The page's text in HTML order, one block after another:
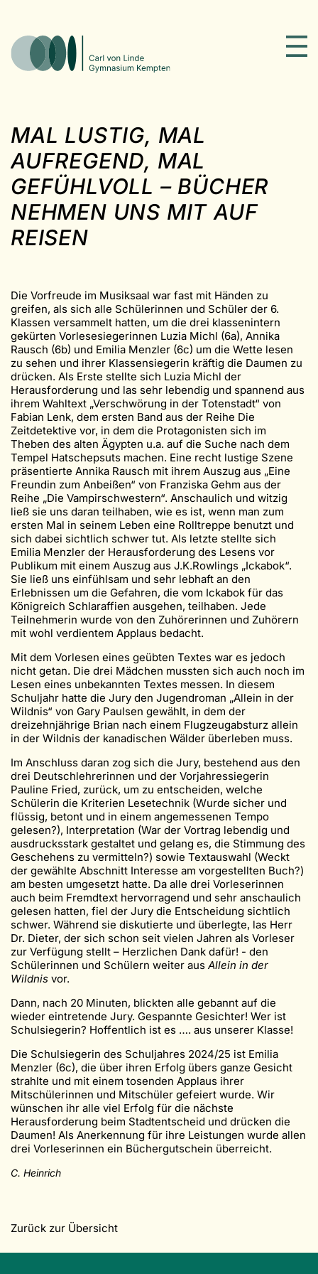
MAL LUSTIG, MAL
AUFREGEND, MAL
GEFÜHLVOLL – BÜCHER
NEHMEN UNS MIT AUF
REISEN
Die Vorfreude im Musiksaal war fast mit Händen zu
greifen, als sich alle Schülerinnen und Schüler der 6.
Klassen versammelt hatten, um die drei klassenintern
gekürten Vorlesesiegerinnen Luzia Michl (6a), Annika
Rausch (6b) und Emilia Menzler (6c) um die Wette lesen
zu sehen und ihrer Klassensiegerin kräftig die Daumen zu
drücken. Als Erste stellte sich Luzia Michl der
Herausforderung und las sehr lebendig und spannend aus
ihrem Wahltext „Verschwörung in der Totenstadt“ von
Fabian Lenk, dem ersten Band aus der Reihe Die
Zeitdetektive vor, in dem die Protagonisten sich im
Theben des alten Ägypten u.a. auf die Suche nach dem
Tempel Hatschepsuts machen. Eine recht lustige Szene
präsentierte Annika Rausch mit ihrem Auszug aus „Eine
Freundin zum Anbeißen“ von Franziska Gehm aus der
Reihe „Die Vampirschwestern“. Anschaulich und witzig
ließ sie uns daran teilhaben, wie es ist, wenn man zum
ersten Mal in seinem Leben eine Rolltreppe benutzt und
sich dabei sichtlich schwer tut. Als letzte stellte sich
Emilia Menzler der Herausforderung des Lesens vor
Publikum mit einem Auszug aus J.K.Rowlings „Ickabok“.
Sie ließ uns einfühlsam und sehr lebhaft an den
Erlebnissen um die Gefahren, die vom Ickabok für das
Königreich Schlaraffien ausgehen, teilhaben. Jede
Teilnehmerin wurde von den Zuhörerinnen und Zuhörern
mit wohl verdientem Applaus bedacht.
Mit dem Vorlesen eines geübten Textes war es jedoch
nicht getan. Die drei Mädchen mussten sich auch noch im
Lesen eines unbekannten Textes messen. In diesem
Schuljahr hatte die Jury den Jugendroman „Allein in der
Wildnis“ von Gary Paulsen gewählt, in dem der
dreizehnjährige Brian nach einem Flugzeugabsturz allein
in der Wildnis der kanadischen Wälder überleben muss.
Im Anschluss daran zog sich die Jury, bestehend aus den
drei Deutschlehrerinnen und der Vorjahressiegerin
Pauline Fried, zurück, um zu entscheiden, welche
Schülerin die Kriterien Lesetechnik (Wurde sicher und
flüssig, betont und in einem angemessenen Tempo
gelesen?), Interpretation (War der Vortrag lebendig und
ausdrucksstark gestaltet und gelang es, die Stimmung des
Geschehens zu vermitteln?) sowie Textauswahl (Weckt
der gewählte Abschnitt Interesse am vorgestellten Buch?)
am besten umgesetzt hatte. Da alle drei Vorleserinnen
auch beim Fremdtext hervorragend und sehr anschaulich
gelesen hatten, fiel der Jury die Entscheidung sichtlich
schwer. Während sie diskutierte und überlegte, las Herr
Dr. Dieter, der sich schon seit vielen Jahren als Vorleser
zur Verfügung stellt – Herzlichen Dank dafür! - den
Schülerinnen und Schülern weiter aus Allein in der
Wildnis vor.
Dann, nach 20 Minuten, blickten alle gebannt auf die
wieder eintretende Jury. Gespannte Gesichter! Wer ist
Schulsiegerin? Hoffentlich ist es …. aus unserer Klasse!
Die Schulsiegerin des Schuljahres 2024/25 ist Emilia
Menzler (6c), die über ihren Erfolg übers ganze Gesicht
strahlte und mit einem tosenden Applaus ihrer
Mitschülerinnen und Mitschüler gefeiert wurde. Wir
wünschen ihr alle viel Erfolg für die nächste
Herausforderung beim Stadtentscheid und drücken die
Daumen! Als Anerkennung für ihre Leistungen wurde allen
drei Vorleserinnen ein Büchergutschein überreicht.
C. Heinrich
Zurück zur Übersicht